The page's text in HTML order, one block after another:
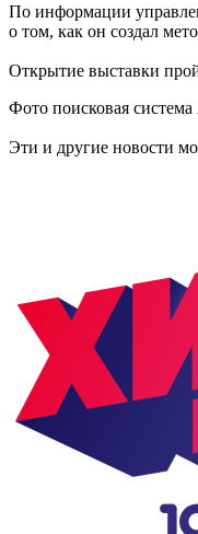
По информации
о том, как он создал
Открытие выставки
Фото поисковая система
Эти и другие новости